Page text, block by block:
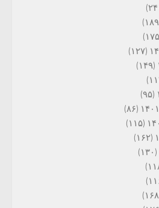
(۱۲۷)
(۱۴۹)
(۹۵)
(۸۶)
(۱۱۵)
(۱۶۲)
(۱۳۰)